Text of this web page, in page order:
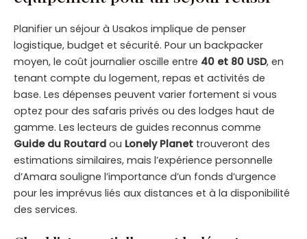
Planifier un séjour à Usakos implique de penser
logistique, budget et sécurité. Pour un backpacker
moyen, le coût journalier oscille entre 40 et 80 USD, en
tenant compte du logement, repas et activités de
base. Les dépenses peuvent varier fortement si vous
optez pour des safaris privés ou des lodges haut de
gamme. Les lecteurs de guides reconnus comme
Guide du Routard ou Lonely Planet trouveront des
estimations similaires, mais l’expérience personnelle
d’Amara souligne l’importance d’un fonds d’urgence
pour les imprévus liés aux distances et à la disponibilité
des services.